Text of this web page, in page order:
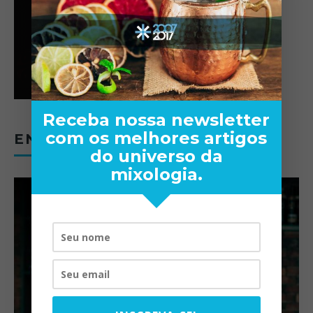
ENTREVISTAS
Receba nossa newsletter
com os melhores artigos
do universo da
mixologia.